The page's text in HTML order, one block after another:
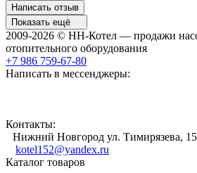
Написать отзыв
Показать ещё
2009-2026 © НН-Котел — продажи
отопительного оборудования
+7 986 759-67-80
Написать в мессенджеры:
Контакты:
Нижний Новгород ул. Тимирязева, 15
kotel152@yandex.ru
Каталог товаров